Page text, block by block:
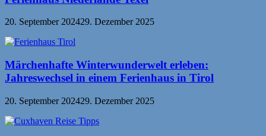
20. September 202429. Dezember 2025
Märchenhafte Winterwunderwelt erleben:
Jahreswechsel in einem Ferienhaus in Tirol
20. September 202429. Dezember 2025